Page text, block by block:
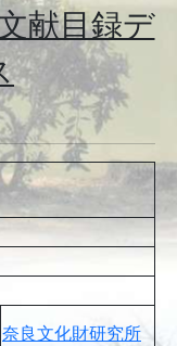
献目録デ
奈良文化財研究所